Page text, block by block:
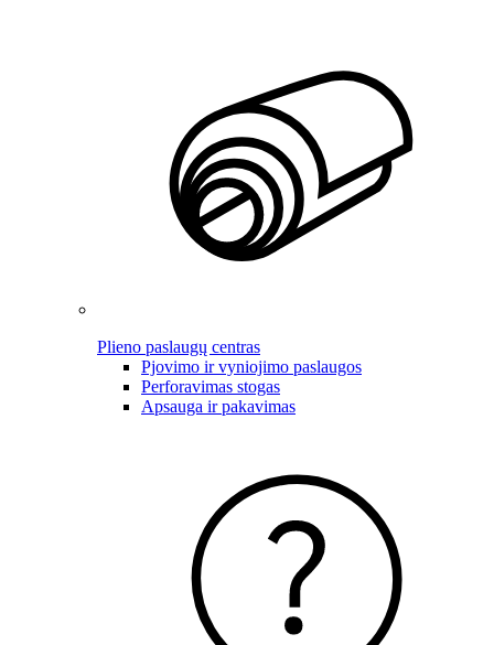
Plieno paslaugų centras
Pjovimo ir vyniojimo paslaugos
Perforavimas stogas
Apsauga ir pakavimas